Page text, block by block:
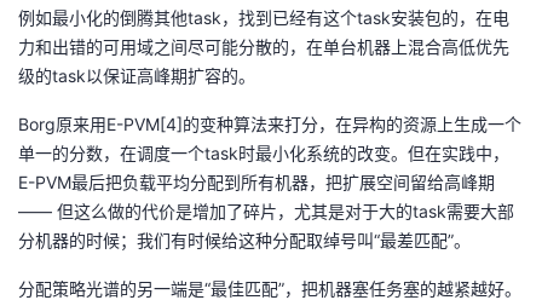
例如最小化的倒腾其他task，找到已经有这个task安装包的，在电
力和出错的可用域之间尽可能分散的，在单台机器上混合高低优先
级的task以保证高峰期扩容的。
Borg原来用E-PVM[4]的变种算法来打分，在异构的资源上生成一个
单一的分数，在调度一个task时最小化系统的改变。但在实践中，
E-PVM最后把负载平均分配到所有机器，把扩展空间留给高峰期
—— 但这么做的代价是增加了碎片，尤其是对于大的task需要大部
分机器的时候；我们有时候给这种分配取绰号叫“最差匹配”。
分配策略光谱的另一端是“最佳匹配”，把机器塞任务塞的越紧越好。